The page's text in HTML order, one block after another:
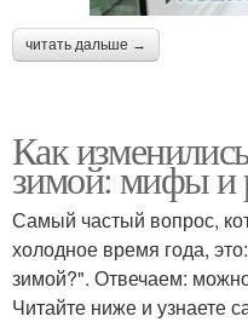
читать дальше →
Как
зимой: мифы и
Самый частый вопрос,
холодное время года,
зимой?". Отвечаем:
Читайте ниже и узнаете